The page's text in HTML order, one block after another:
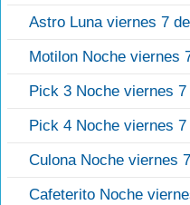
Astro Luna viernes 7
Motilon Noche viernes
Pick 3 Noche viernes
Pick 4 Noche viernes
Culona Noche viernes
Cafeterito Noche